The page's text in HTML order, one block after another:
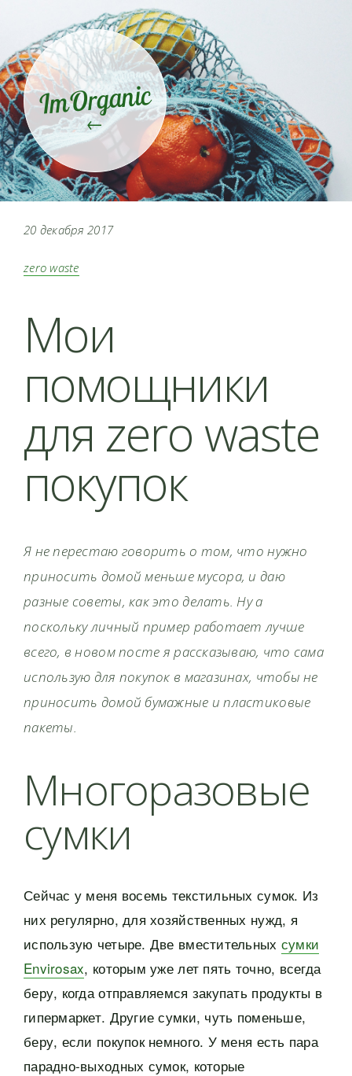
ImOrganic
←
20 декабря 2017
zero waste
Мои
помощники
для zero waste
покупок
Я не перестаю говорить о том, что нужно
приносить домой меньше мусора, и даю
разные советы, как это делать. Ну а
поскольку личный пример работает лучше
всего, в новом посте я рассказываю, что сама
использую для покупок в магазинах, чтобы не
приносить домой бумажные и пластиковые
пакеты.
Многоразовые
сумки
Сейчас у меня восемь текстильных сумок. Из
них регулярно, для хозяйственных нужд, я
использую четыре. Две вместительных сумки
Envirosax, которым уже лет пять точно, всегда
беру, когда отправляемся закупать продукты в
гипермаркет. Другие сумки, чуть поменьше,
беру, если покупок немного. У меня есть пара
парадно-выходных сумок, которые